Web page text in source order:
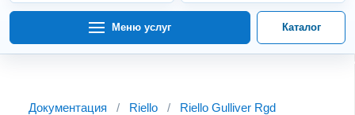
Меню услуг Каталог
Документация / Riello / Riello Gulliver Rgd